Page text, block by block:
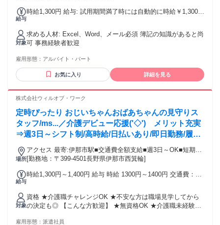
給与
時給1,300円 給与: 試用期間満了時には自動的に時給￥1,300に
対象
求める人材: Excel、Word、メール必須 簿記の知識があると尚
可 事務経験者歓迎
雇用形態： アルバイト・パート
お気に入り 詳細を見る
株式会社ウィルオブ・ワーク
定時ぴったり おじいちゃんおばあちゃんの見守りス
タッフ/ms...／介護デビュー応援('◇')ゞメリット充実
⇒週3日～シフト制/高時給/日払いあり/即日勤務/履歴
書不要
場所
アクセス 最寄:伊那市駅■交通費全額支給■週3日～OK■短期
OK■履歴書不要
[勤務地：〒399-4501長野県伊那市西箕輪]
給与
時給1,300円～1,400円 給与 時給 1300円～1400円 交通費：通
対象
資格 ★介護職チャレンジOK ★不安な方は職場見学してから
の決定も◎ 【こんな方歓迎】 ★無資格OK ★介護職未経験者
★お仕事ブランクのある方 【こんな方が活躍してます】 ★家
雇用形態： 派遣社員